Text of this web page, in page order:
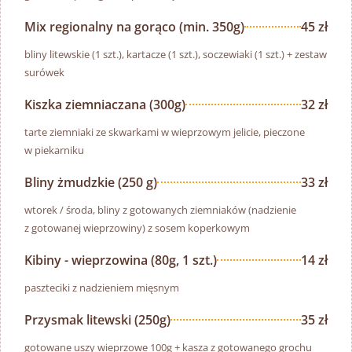
Mix regionalny na gorąco (min. 350g) 45 zł
bliny litewskie (1 szt.), kartacze (1 szt.), soczewiaki (1 szt.) + zestaw
surówek
Kiszka ziemniaczana (300g) 32 zł
tarte ziemniaki ze skwarkami w wieprzowym jelicie, pieczone
w piekarniku
Bliny żmudzkie (250 g) 33 zł
wtorek / środa, bliny z gotowanych ziemniaków (nadzienie
z gotowanej wieprzowiny) z sosem koperkowym
Kibiny - wieprzowina (80g, 1 szt.) 14 zł
paszteciki z nadzieniem mięsnym
Przysmak litewski (250g) 35 zł
gotowane uszy wieprzowe 100g + kasza z gotowanego grochu